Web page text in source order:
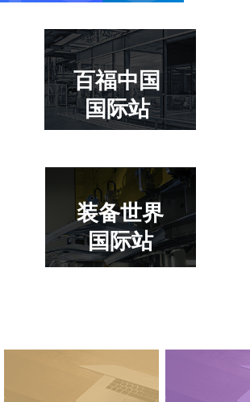
百福中国
国际站
装备世界
国际站